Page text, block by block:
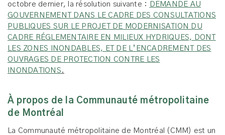
octobre dernier, la résolution suivante :
DEMANDE AU
GOUVERNEMENT DANS LE CADRE DES CONSULTATIONS
PUBLIQUES SUR LE PROJET DE MODERNISATION DU
CADRE RÉGLEMENTAIRE EN MILIEUX HYDRIQUES, DONT
LES ZONES INONDABLES, ET DE L’ENCADREMENT DES
OUVRAGES DE PROTECTION CONTRE LES
INONDATIONS .
À propos de la Communauté métropolitaine
de Montréal
La Communauté métropolitaine de Montréal (CMM) est un